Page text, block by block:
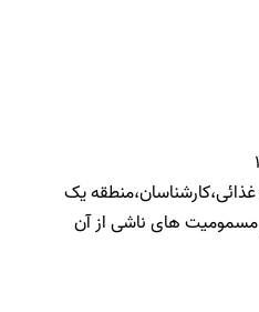
،کارشناسان،منطقه یک
مسمومیت های ناشی از آن